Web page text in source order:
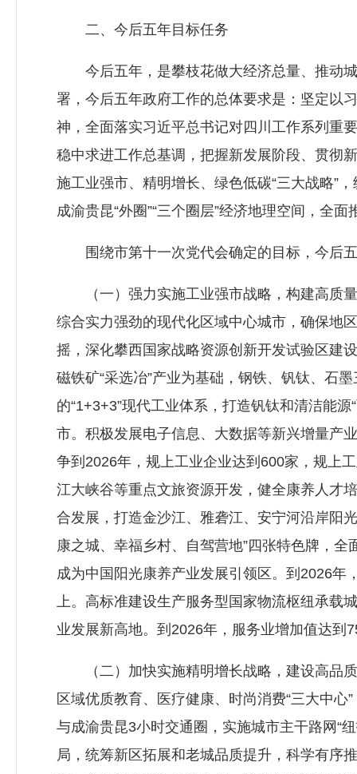
二、今后五年目标任务
今后五年，是攀枝花做大经济总量、推动城
署，今后五年政府工作的总体要求是：坚定以
神，全面落实习近平总书记对四川工作系列重
稳中求进工作总基调，把握新发展阶段、贯彻
施工业强市、精明增长、绿色低碳“三大战略”
成渝贵昆“外圈”“三个圈层”经济地理空间，全
围绕市第十一次党代会确定的目标，今后五
（一）强力实施工业强市战略，构建高质量
综合实力强劲的现代化区域中心城市，确保地
摇，深化攀西国家战略资源创新开发试验区建
磁铁矿“采选冶”产业为基础，钢铁、钒钛、石
的“1+3+3”现代工业体系，打造钒钛和清洁能
市。积极发展电子信息、大数据等新兴增量产
争到2026年，规上工业企业达到600家，规上
江大峡谷等重点文旅资源开发，健全康养人才
合发展，打造金沙江、雅砻江、安宁河沿岸阳
康之城、幸福乡村、自驾营地”四张特色牌，
成为中国阳光康养产业发展引领区。到2026年
上。高标准建设生产服务型国家物流枢纽承载
业发展新高地。到2026年，服务业增加值达到
（二）加快实施精明增长战略，建设高品质
区域优质教育、医疗健康、时尚消费“三大中
与成渝贵昆3小时交通圈，实施城市主干路网“
局，统筹新区拓展和老城品质提升，科学有序